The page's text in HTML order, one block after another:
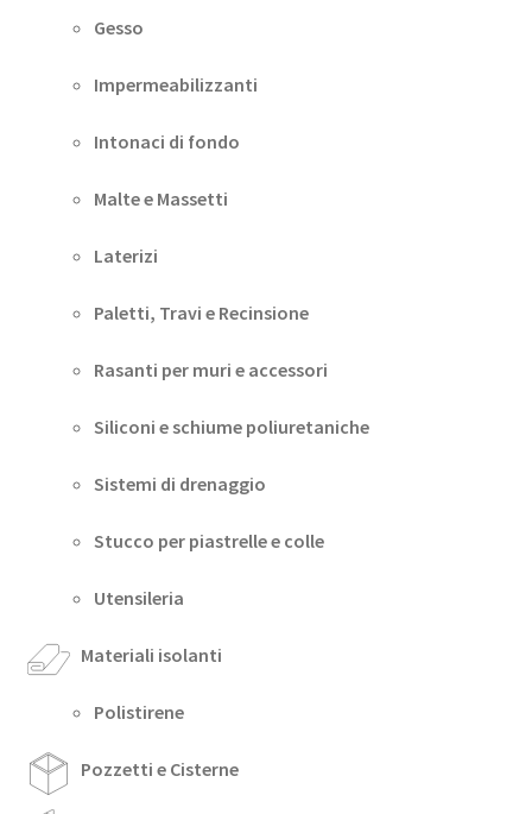
Gesso
Impermeabilizzanti
Intonaci di fondo
Malte e Massetti
Laterizi
Paletti, Travi e Recinsione
Rasanti per muri e accessori
Siliconi e schiume poliuretaniche
Sistemi di drenaggio
Stucco per piastrelle e colle
Utensileria
Materiali isolanti
Polistirene
Pozzetti e Cisterne